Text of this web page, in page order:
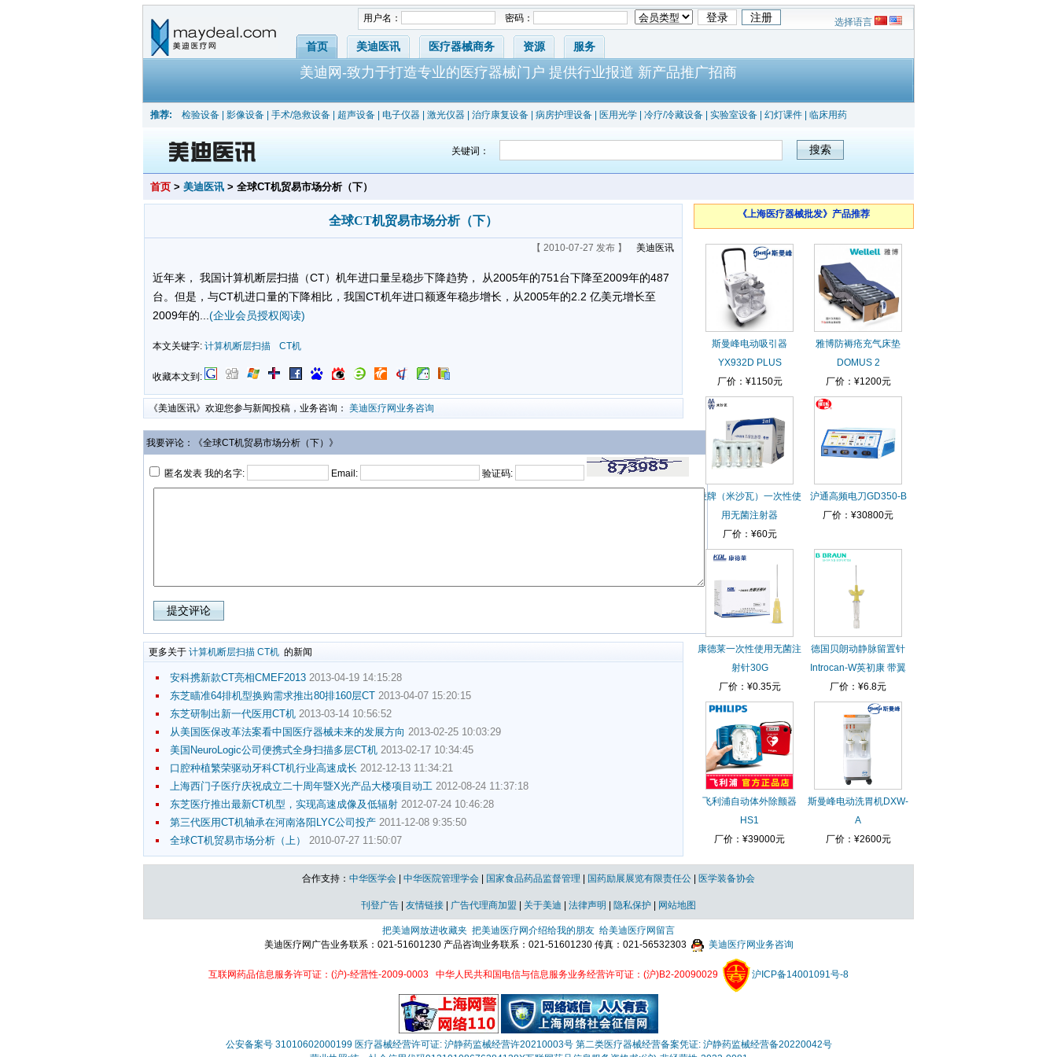
用户名： 密码： 选择语言
首页 美迪医讯 医疗器械商务 资源 服务
美迪网-致力于打造专业的医疗器械门户 提供行业报道 新产品推广招商
推荐: 检验设备 影像设备 手术/急救设备 超声设备 电子仪器 激光仪器 治疗康复设备 病房护理设备 医用光学 冷疗/冷藏设备 实验室设备 幻灯课件 临床用药
关键词：
首页 > 美迪医讯 > 全球CT机贸易市场分析（下）
全球CT机贸易市场分析（下）
【 2010-07-27 发布 】 美迪医讯
近年来， 我国计算机断层扫描（CT）机年进口量呈稳步下降趋势， 从2005年的751台下降至2009年的487
台。但是，与CT机进口量的下降相比，我国CT机年进口额逐年稳步增长，从2005年的2.2 亿美元增长至
2009年的... (企业会员授权阅读)
本文关键字: 计算机断层扫描 CT机
收藏本文到:
《美迪医讯》欢迎您参与新闻投稿，业务咨询： 美迪医疗网业务咨询
我要评论：《全球CT机贸易市场分析（下）》
匿名发表 我的名字: Email: 验证码:
更多关于 计算机断层扫描 CT机 的新闻
安科携新款CT亮相CMEF2013 2013-04-19 14:15:28
东芝瞄准64排机型换购需求推出80排160层CT 2013-04-07 15:20:15
东芝研制出新一代医用CT机 2013-03-14 10:56:52
从美国医保改革法案看中国医疗器械未来的发展方向 2013-02-25 10:03:29
美国NeuroLogic公司便携式全身扫描多层CT机 2013-02-17 10:34:45
口腔种植繁荣驱动牙科CT机行业高速成长 2012-12-13 11:34:21
上海西门子医疗庆祝成立二十周年暨X光产品大楼项目动工 2012-08-24 11:37:18
东芝医疗推出最新CT机型，实现高速成像及低辐射 2012-07-24 10:46:28
第三代医用CT机轴承在河南洛阳LYC公司投产 2011-12-08 9:35:50
全球CT机贸易市场分析（上）
2010-07-27 11:50:07
《上海医疗器械批发》产品推荐
斯曼峰电动吸引器
YX932D PLUS
厂价：¥1150元
雅博防褥疮充气床垫
DOMUS 2
厂价：¥1200元
棱牌（米沙瓦）一次性使
用无菌注射器
厂价：¥60元
沪通高频电刀GD350-B
厂价：¥30800元
康德莱一次性使用无菌注
射针30G
厂价：¥0.35元
德国贝朗动静脉留置针
Introcan-W英初康 带翼
厂价：¥6.8元
飞利浦自动体外除颤器
HS1
厂价：¥39000元
斯曼峰电动洗胃机DXW-
A
厂价：¥2600元
合作支持： 中华医学会 中华医院管理学会 国家食品药品监督管理 国药励展展览有限责任公 医学装备协会
刊登广告 友情链接 广告代理商加盟 关于美迪 法律声明 隐私保护 网站地图
把美迪网放进收藏夹 把美迪医疗网介绍给我的朋友 给美迪医疗网留言
美迪医疗网广告业务联系：021-51601230 产品咨询业务联系：021-51601230 传真：021-56532303
美迪医疗网业务咨询
互联网药品信息服务许可证：(沪)-经营性-2009-0003 中华人民共和国电信与信息服务业务经营许可证：(沪)B2-20090029 沪ICP备14001091号-8
公安备案号 31010602000199 医疗器械经营许可证: 沪静药监械经营许20210003号 第二类医疗器械经营备案凭证: 沪静药监械经营备20220042号